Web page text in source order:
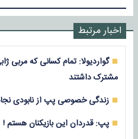
اخبار مرتبط
گواردیولا: تمام کسانی که مربی
مشترک داشتند
زندگی خصوصی پپ از نابودی
پپ: قدردان این بازیکنان هستم !